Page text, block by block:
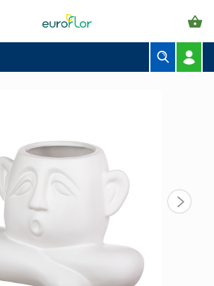
СВАДЕБНАЯ ФЛОРИСТИКА
КОМНАТНЫЕ РАСТЕНИЯ
ГРУНТЫ И УДОБРЕНИЯ
ПРЕДМЕТЫ ИНТЕРЬЕРА
КАТАЛОГ ВАЗЫ
ГОЛОВЫ